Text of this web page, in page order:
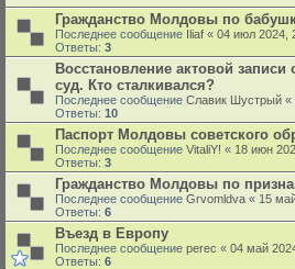
Гражданство Молдовы по
Последнее сообщение Iliaf « 04 июл 2024,
Ответы: 3
Восстановление актовой
суд. Кто сталкивался?
Последнее сообщение Славик Шустрый «
Ответы: 10
Паспорт Молдовы советского
Последнее сообщение VitaliY! « 18 июн
Ответы: 3
Гражданство Молдовы по
Последнее сообщение Grvomldva « 15
Ответы: 6
Въезд в Европу
Последнее сообщение perec « 04 май
Ответы: 6